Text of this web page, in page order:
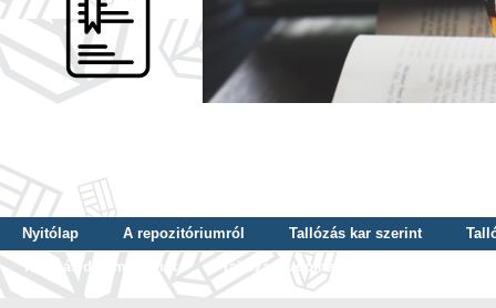
Nyitólap A repozitóriumról Tallózás kar szerint
Tallózás dátum szerint
Tallózás tudományterület szerint